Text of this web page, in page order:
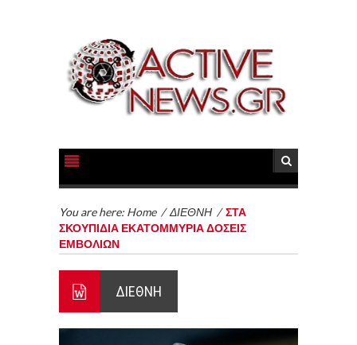
You are here: Home /ΔΙΕΘΝΗ /ΣΤΑ
ΣΚΟΥΠΙΔΙΑ ΕΚΑΤΟΜΜΥΡΙΑ ΔΟΣΕΙΣ
ΕΜΒΟΛΙΩΝ
ΔΙΕΘΝΗ